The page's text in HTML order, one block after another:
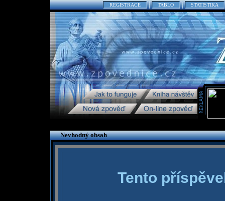
REGISTRACE TABLO STATISTIKA
Nevhodný obsah
Tento